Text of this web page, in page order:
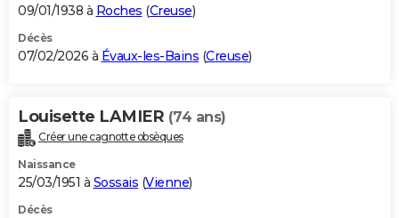
GUIDES D'ACHAT
BONS PLANS
Carte de Noël
Carte Bonne année
Carte Saint-Valentin
Carte Pâques
Carte d'anniversaire
DICTIONNAIRE
Dictionnaire
Biographies
Citations
Expressions
Proverbes
PROGRAMME TV
09/01/1938 à Roches (Creuse)
Décès
07/02/2026 à Évaux-les-Bains (Creuse)
Louisette LAMIER (74 ans)
Créer une cagnotte obsèques
Naissance
25/03/1951 à Sossais (Vienne)
Décès